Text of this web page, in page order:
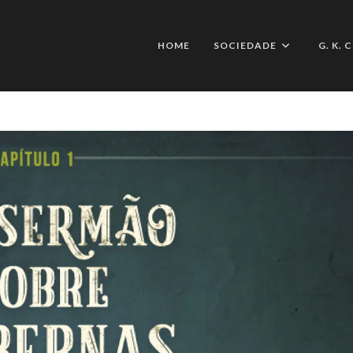
HOME SOCIEDADE G. K.